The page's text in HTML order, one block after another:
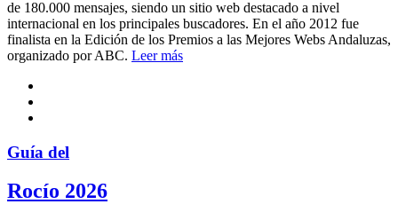
de 180.000 mensajes, siendo un sitio web destacado a nivel
internacional en los principales buscadores. En el año 2012 fue
finalista en la Edición de los Premios a las Mejores Webs Andaluzas,
organizado por ABC. Leer más
Guía del
Rocío 2026